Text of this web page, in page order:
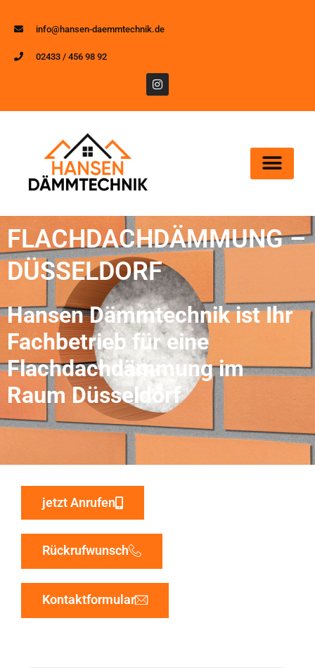
info@hansen-daemmtechnik.de
02433 / 456 98 92
FLACHDACHDÄMMUNG –
DÜSSELDORF
Hansen Dämmtechnik ist Ihr
Fachbetrieb für eine
Flachdachdämmung im
Raum Düsseldorf
jetzt Anrufen
Rückrufwunsch
Kontaktformular